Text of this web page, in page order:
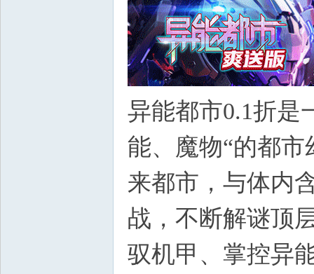
异能都市0.1折是
能、魔物“的都
来都市，与体内
战，不断解谜顶
驭机甲、掌控异